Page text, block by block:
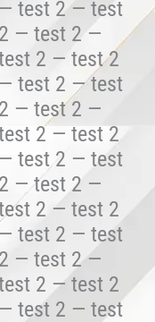
test 2 — test
— test 2 —
2 — test 2
test 2 — test
— test 2 —
2 — test 2
test 2 — test
— test 2 —
2 — test 2
test 2 — test
— test 2 —
2 — test 2
test 2 — test